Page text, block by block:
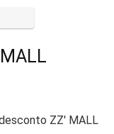
ZZ' MALL